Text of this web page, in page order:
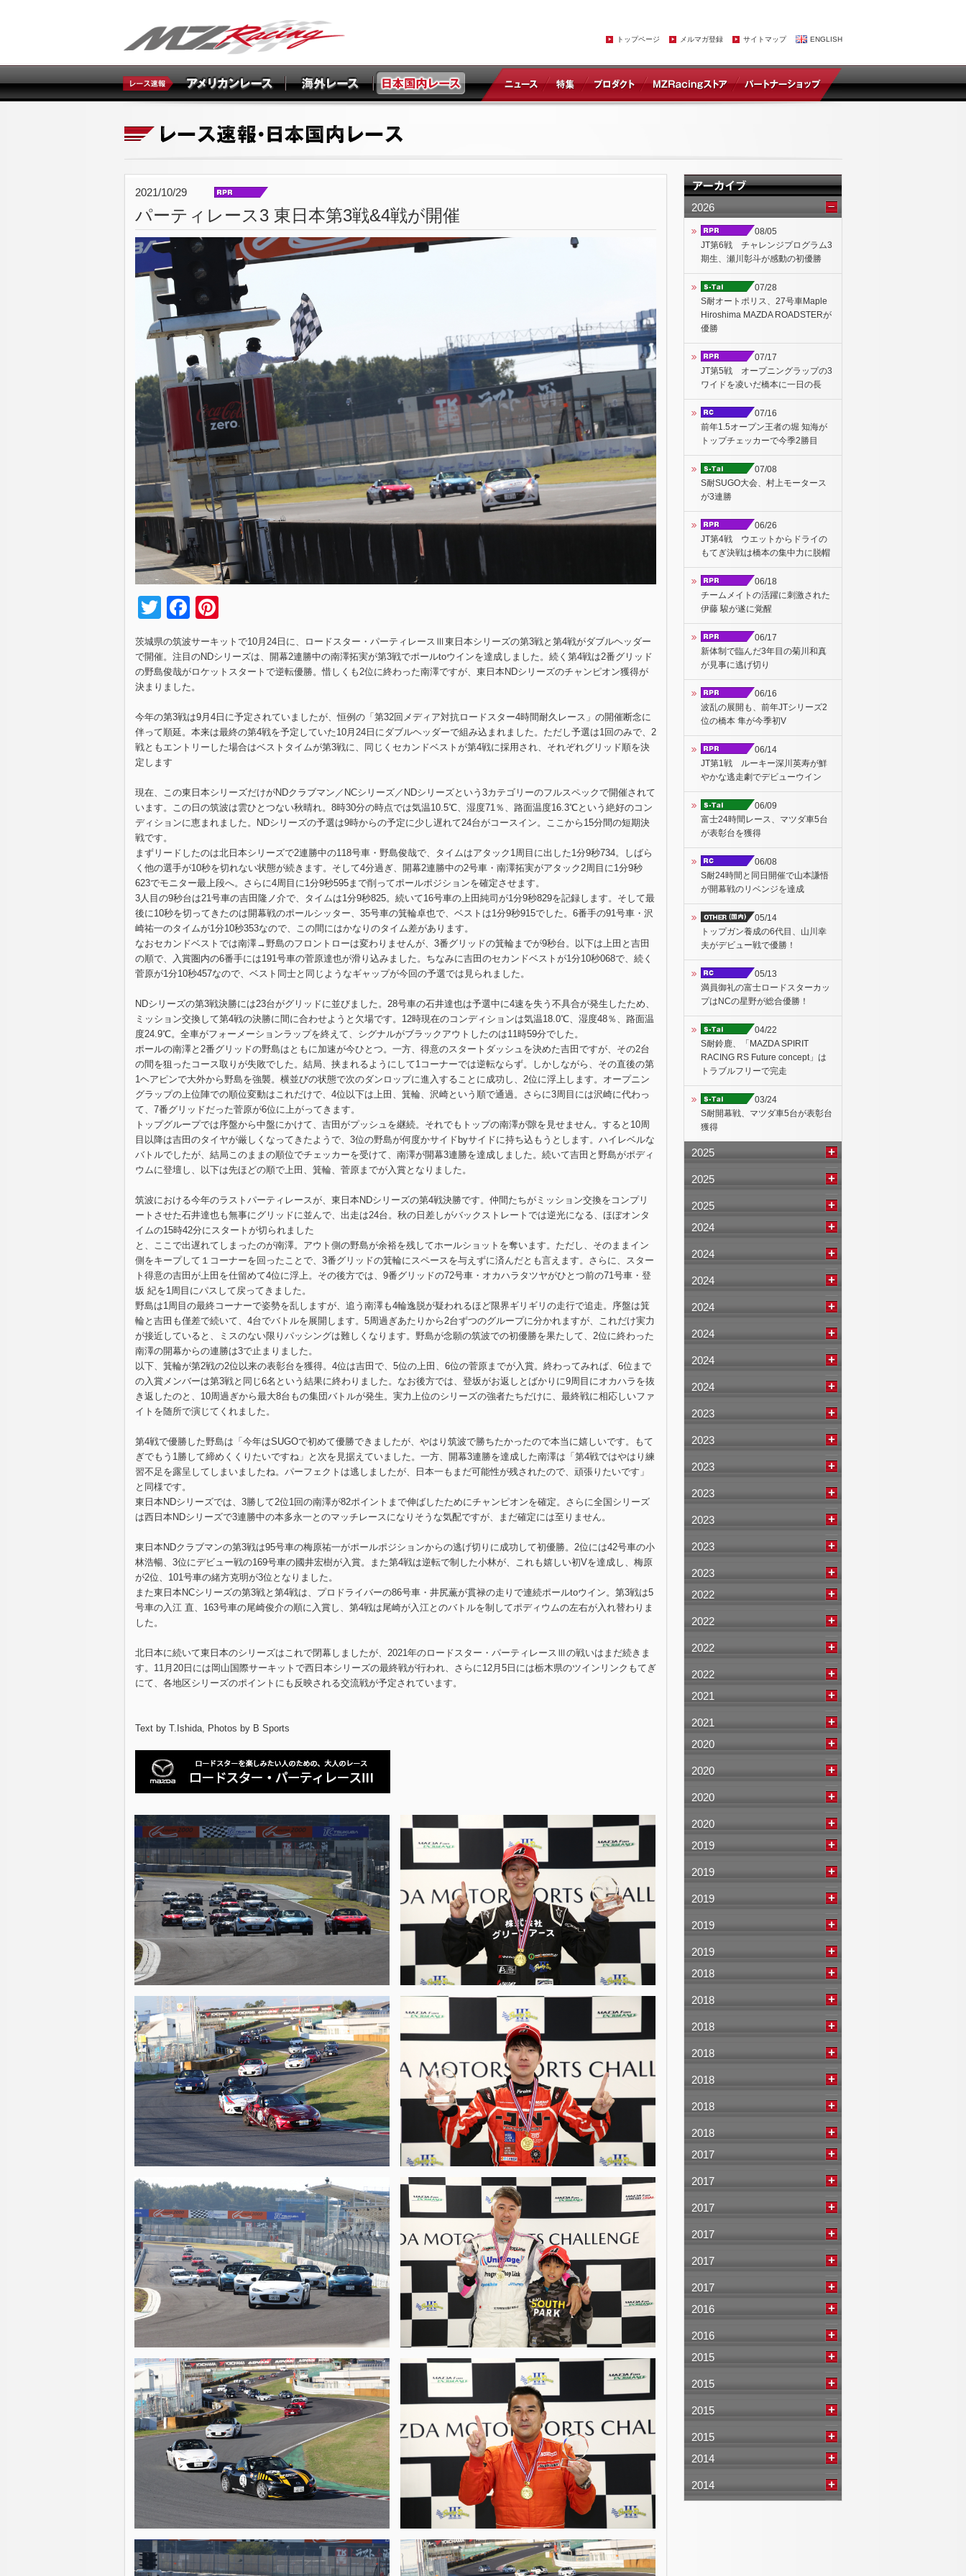
トップページ メルマガ登録 サイトマップ ENGLISH
2021/10/29
パーティレース3 東日本第3戦&4戦が開催
TwitterFacebook
茨城県の筑波サーキットで10月24日に、ロードスター・パーティレースⅢ東日本シリーズの第3戦と第4戦がダブルヘッダー
で開催。注目のNDシリーズは、開幕2連勝中の南澤拓実が第3戦でポールtoウインを達成しました。続く第4戦は2番グリッド
の野島俊哉がロケットスタートで逆転優勝。惜しくも2位に終わった南澤ですが、東日本NDシリーズのチャンピオン獲得が
決まりました。
今年の第3戦は9月4日に予定されていましたが、恒例の「第32回メディア対抗ロードスター4時間耐久レース」の開催断念に
伴って順延。本来は最終の第4戦を予定していた10月24日にダブルヘッダーで組み込まれました。ただし予選は1回のみで、2
戦ともエントリーした場合はベストタイムが第3戦に、同じくセカンドベストが第4戦に採用され、それぞれグリッド順を決
定します
現在、この東日本シリーズだけがNDクラブマン／NCシリーズ／NDシリーズという3カテゴリーのフルスペックで開催されて
います。この日の筑波は雲ひとつない秋晴れ。8時30分の時点では気温10.5℃、湿度71％、路面温度16.3℃という絶好のコン
ディションに恵まれました。NDシリーズの予選は9時からの予定に少し遅れて24台がコースイン。ここから15分間の短期決
戦です。
まずリードしたのは北日本シリーズで2連勝中の118号車・野島俊哉で、タイムはアタック1周目に出した1分9秒734。しばら
く他の選手が10秒を切れない状態が続きます。そして4分過ぎ、開幕2連勝中の2号車・南澤拓実がアタック2周目に1分9秒
623でモニター最上段へ。さらに4周目に1分9秒595まで削ってポールポジションを確定させます。
3人目の9秒台は21号車の吉田隆ノ介で、タイムは1分9秒825。続いて16号車の上田純司が1分9秒829を記録します。そして最
後に10秒を切ってきたのは開幕戦のポールシッター、35号車の箕輪卓也で、ベストは1分9秒915でした。6番手の91号車・沢
崎祐一のタイムが1分10秒353なので、この間にはかなりのタイム差があります。
なおセカンドベストでは南澤→野島のフロントローは変わりませんが、3番グリッドの箕輪までが9秒台。以下は上田と吉田
の順で、入賞圏内の6番手には191号車の菅原達也が滑り込みました。ちなみに吉田のセカンドベストが1分10秒068で、続く
菅原が1分10秒457なので、ベスト同士と同じようなギャップが今回の予選では見られました。
NDシリーズの第3戦決勝には23台がグリッドに並びました。28号車の石井達也は予選中に4速を失う不具合が発生したため、
ミッション交換して第4戦の決勝に間に合わせようと欠場です。12時現在のコンディションは気温18.0℃、湿度48％、路面温
度24.9℃。全車がフォーメーションラップを終えて、シグナルがブラックアウトしたのは11時59分でした。
ポールの南澤と2番グリッドの野島はともに加速が今ひとつ。一方、得意のスタートダッシュを決めた吉田ですが、その2台
の間を狙ったコース取りが失敗でした。結局、挟まれるようにして1コーナーでは逆転ならず。しかしながら、その直後の第
1ヘアピンで大外から野島を強襲。横並びの状態で次のダンロップに進入することに成功し、2位に浮上します。オープニン
グラップの上位陣での順位変動はこれだけで、4位以下は上田、箕輪、沢崎という順で通過。さらに3周目には沢崎に代わっ
て、7番グリッドだった菅原が6位に上がってきます。
トップグループでは序盤から中盤にかけて、吉田がプッシュを継続。それでもトップの南澤が隙を見せません。すると10周
目以降は吉田のタイヤが厳しくなってきたようで、3位の野島が何度かサイドbyサイドに持ち込もうとします。ハイレベルな
バトルでしたが、結局このままの順位でチェッカーを受けて、南澤が開幕3連勝を達成しました。続いて吉田と野島がポディ
ウムに登壇し、以下は先ほどの順で上田、箕輪、菅原までが入賞となりました。
筑波における今年のラストパーティレースが、東日本NDシリーズの第4戦決勝です。仲間たちがミッション交換をコンプリ
ートさせた石井達也も無事にグリッドに並んで、出走は24台。秋の日差しがバックストレートでは逆光になる、ほぼオンタ
イムの15時42分にスタートが切られました
と、ここで出遅れてしまったのが南澤。アウト側の野島が余裕を残してホールショットを奪います。ただし、そのままイン
側をキープして１コーナーを回ったことで、3番グリッドの箕輪にスペースを与えずに済んだとも言えます。さらに、スター
ト得意の吉田が上田を仕留めて4位に浮上。その後方では、9番グリッドの72号車・オカハラタツヤがひとつ前の71号車・登
坂 紀を1周目にパスして戻ってきました。
野島は1周目の最終コーナーで姿勢を乱しますが、追う南澤も4輪逸脱が疑われるほど限界ギリギリの走行で追走。序盤は箕
輪と吉田も僅差で続いて、4台でバトルを展開します。5周過ぎあたりから2台ずつのグループに分かれますが、これだけ実力
が接近していると、ミスのない限りパッシングは難しくなります。野島が念願の筑波での初優勝を果たして、2位に終わった
南澤の開幕からの連勝は3で止まりました。
以下、箕輪が第2戦の2位以来の表彰台を獲得。4位は吉田で、5位の上田、6位の菅原までが入賞。終わってみれば、6位まで
の入賞メンバーは第3戦と同じ6名という結果に終わりました。なお後方では、登坂がお返しとばかりに9周目にオカハラを抜
き返したのと、10周過ぎから最大8台もの集団バトルが発生。実力上位のシリーズの強者たちだけに、最終戦に相応しいファ
イトを随所で演じてくれました。
第4戦で優勝した野島は「今年はSUGOで初めて優勝できましたが、やはり筑波で勝ちたかったので本当に嬉しいです。もて
ぎでもう1勝して締めくくりたいですね」と次を見据えていました。一方、開幕3連勝を達成した南澤は「第4戦ではやはり練
習不足を露呈してしまいましたね。パーフェクトは逃しましたが、日本一もまだ可能性が残されたので、頑張りたいです」
と同様です。
東日本NDシリーズでは、3勝して2位1回の南澤が82ポイントまで伸ばしたためにチャンピオンを確定。さらに全国シリーズ
は西日本NDシリーズで3連勝中の本多永一とのマッチレースになりそうな気配ですが、まだ確定には至りません。
東日本NDクラブマンの第3戦は95号車の梅原祐一がポールポジションからの逃げ切りに成功して初優勝。2位には42号車の小
林浩暢、3位にデビュー戦の169号車の國井宏樹が入賞。また第4戦は逆転で制した小林が、これも嬉しい初Vを達成し、梅原
が2位、101号車の緒方克明が3位となりました。
また東日本NCシリーズの第3戦と第4戦は、プロドライバーの86号車・井尻薫が貫禄の走りで連続ポールtoウイン。第3戦は5
号車の入江 直、163号車の尾崎俊介の順に入賞し、第4戦は尾崎が入江とのバトルを制してポディウムの左右が入れ替わりま
した。
北日本に続いて東日本のシリーズはこれで閉幕しましたが、2021年のロードスター・パーティレースⅢの戦いはまだ続きま
す。11月20日には岡山国際サーキットで西日本シリーズの最終戦が行われ、さらに12月5日には栃木県のツインリンクもてぎ
にて、各地区シリーズのポイントにも反映される交流戦が予定されています。
Text by T.Ishida, Photos by B Sports
2026
08/05
JT第6戦 チャレンジプログラム3
期生、瀬川彰斗が感動の初優勝
07/28
S耐オートポリス、27号車Maple
Hiroshima MAZDA ROADSTERが
優勝
07/17
JT第5戦 オープニングラップの3
ワイドを凌いだ橋本に一日の長
07/16
前年1.5オープン王者の堀 知海が
トップチェッカーで今季2勝目
07/08
S耐SUGO大会、村上モータース
が3連勝
06/26
JT第4戦 ウエットからドライの
もてぎ決戦は橋本の集中力に脱帽
06/18
チームメイトの活躍に刺激された
伊藤 駿が遂に覚醒
06/17
新体制で臨んだ3年目の菊川和真
が見事に逃げ切り
06/16
波乱の展開も、前年JTシリーズ2
位の橋本 隼が今季初V
06/14
JT第1戦 ルーキー深川英寿が鮮
やかな逃走劇でデビューウイン
06/09
富士24時間レース、マツダ車5台
が表彰台を獲得
06/08
S耐24時間と同日開催で山本謙悟
が開幕戦のリベンジを達成
05/14
トップガン養成の6代目、山川幸
夫がデビュー戦で優勝！
05/13
満員御礼の富士ロードスターカッ
プはNCの星野が総合優勝！
04/22
S耐鈴鹿、「MAZDA SPIRIT
RACING RS Future concept」は
トラブルフリーで完走
03/24
S耐開幕戦、マツダ車5台が表彰台
獲得
2025
2025
2025
2024
2024
2024
2024
2024
2024
2024
2023
2023
2023
2023
2023
2023
2023
2022
2022
2022
2022
2021
2021
2020
2020
2020
2020
2019
2019
2019
2019
2019
2018
2018
2018
2018
2018
2018
2018
2017
2017
2017
2017
2017
2017
2016
2016
2015
2015
2015
2015
2014
2014